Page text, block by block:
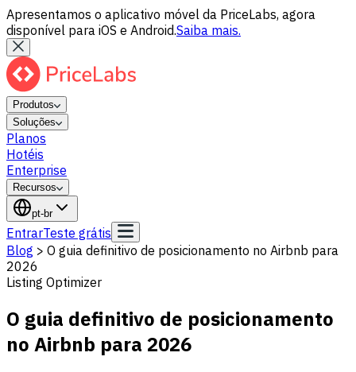
Apresentamos o aplicativo móvel da PriceLabs, agora
disponível para iOS e Android.Saiba mais.
Produtos
Soluções
Planos
Hotéis
Enterprise
Recursos
pt-br
EntrarTeste grátis
Blog > O guia definitivo de posicionamento no Airbnb para
2026
Listing Optimizer
O guia definitivo de posicionamento
no Airbnb para 2026